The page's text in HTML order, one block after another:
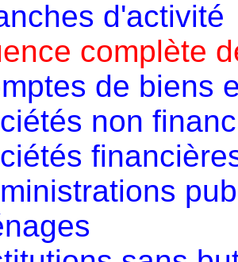
d'activité
complète
de biens
non